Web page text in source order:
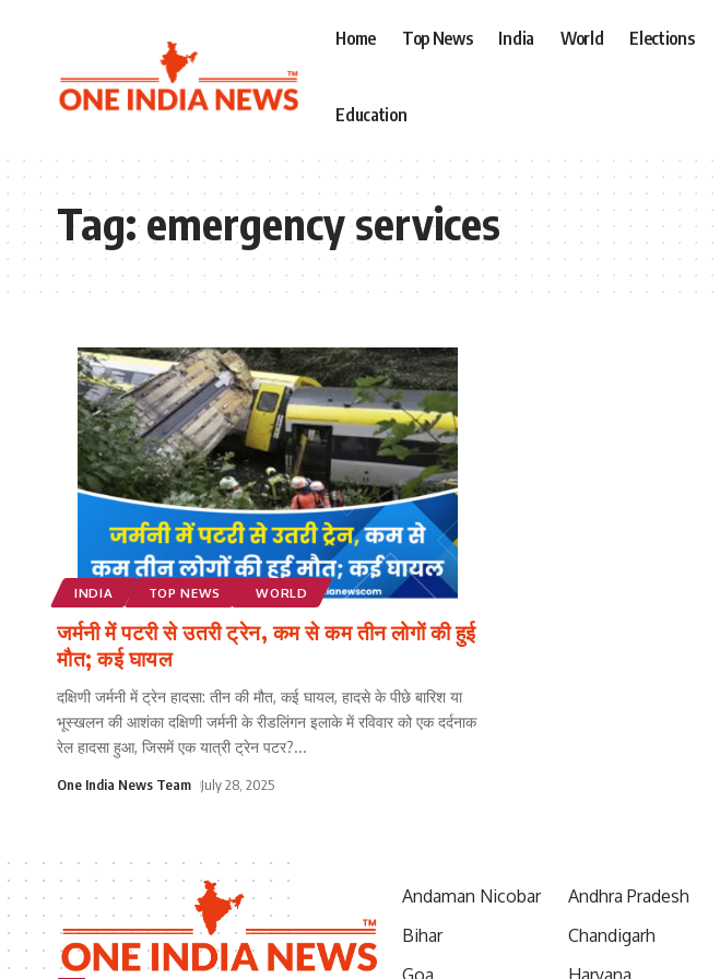
Home Top News India World Elections
Education
Tag:emergency services
INDIA TOP NEWS WORLD
जर्मनी में पटरी से उतरी ट्रेन, कम से कम तीन लोगों की हुई
मौत; कई घायल
दक्षिणी जर्मनी में ट्रेन हादसा: तीन की मौत, कई घायल, हादसे के पीछे बारिश या
भूस्खलन की आशंका दक्षिणी जर्मनी के रीडलिंगन इलाके में रविवार को एक दर्दनाक
रेल हादसा हुआ, जिसमें एक यात्री ट्रेन पटर?...
One India News Team July 28, 2025
Andaman Nicobar Andhra Pradesh
Bihar
Chandigarh
Goa
Haryana